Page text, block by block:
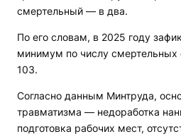
смертельный — в два.
По его словам, в 2025 году
минимум по числу смертельных
103.
Согласно данным Минтруда,
травматизма — недоработка
подготовка рабочих мест,